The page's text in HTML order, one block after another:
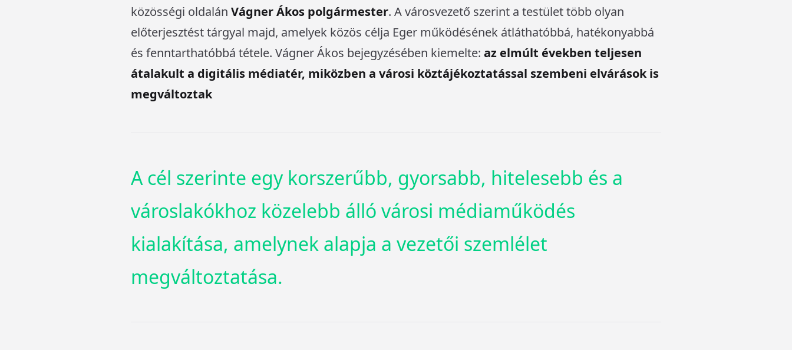
közösségi oldalán Vágner Ákos polgármester. A városvezető szerint a testület több olyan
előterjesztést tárgyal majd, amelyek közös célja Eger működésének átláthatóbbá, hatékonyabbá
és fenntarthatóbbá tétele. Vágner Ákos bejegyzésében kiemelte: az elmúlt években teljesen
átalakult a digitális médiatér, miközben a városi köztájékoztatással szembeni elvárások is
megváltoztak
A cél szerinte egy korszerűbb, gyorsabb, hitelesebb és a
városlakókhoz közelebb álló városi médiaműködés
kialakítása, amelynek alapja a vezetői szemlélet
megváltoztatása.